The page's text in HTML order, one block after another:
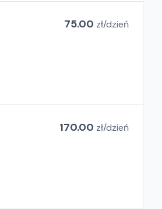
75.00 zł/dzień
170.00 zł/dzień